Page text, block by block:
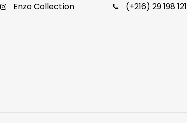
Enzo Collection
(+216) 29 198 121